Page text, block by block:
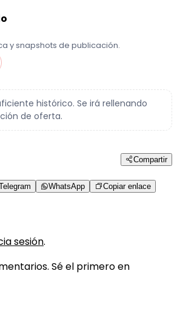
y snapshots de publicación.
histórico. Se irá rellenando
de oferta.
Compartir
WhatsApp Copiar enlace
sesión.
Sé el primero en